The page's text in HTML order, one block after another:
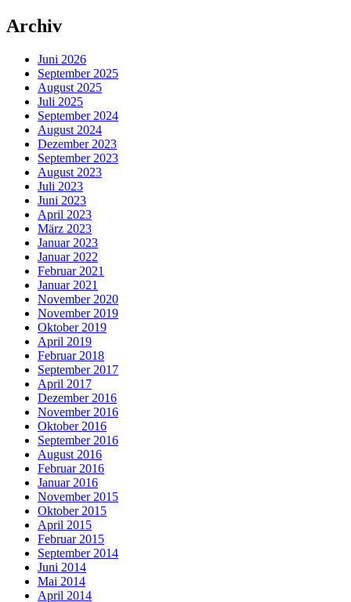
Archiv
Juni 2026
September 2025
August 2025
Juli 2025
September 2024
August 2024
Dezember 2023
September 2023
August 2023
Juli 2023
Juni 2023
April 2023
März 2023
Januar 2023
Januar 2022
Februar 2021
Januar 2021
November 2020
November 2019
Oktober 2019
April 2019
Februar 2018
September 2017
April 2017
Dezember 2016
November 2016
Oktober 2016
September 2016
August 2016
Februar 2016
Januar 2016
November 2015
Oktober 2015
April 2015
Februar 2015
September 2014
Juni 2014
Mai 2014
April 2014